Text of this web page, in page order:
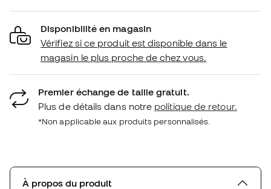
Disponibilité en magasin
Vérifiez si ce produit est disponible dans le
magasin le plus proche de chez vous.
Premier échange de taille gratuit.
Plus de détails dans notre politique de retour.
*Non applicable aux produits personnalisés.
À propos du produit